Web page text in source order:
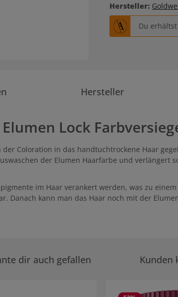
Hersteller:
Du
Hersteller
Lock
der Coloration in das handtuchtrockene Haar
der Elumen Haarfarbe und verlängert
im Haar verankert werden, was zu einem
Danach kann man das Haar noch mit der
dir auch gefallen Kunden